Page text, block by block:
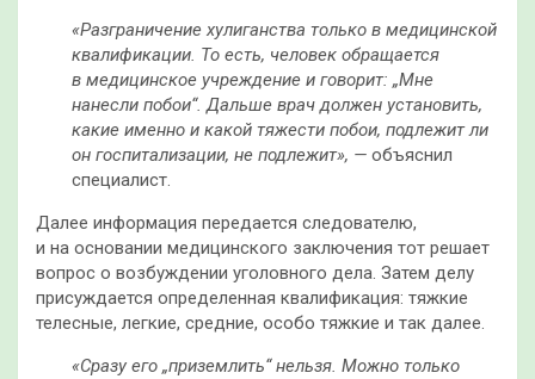
«Разграничение хулиганства только в медицинской
квалификации. То есть, человек обращается
в медицинское учреждение и говорит: „Мне
нанесли побои“. Дальше врач должен установить,
какие именно и какой тяжести побои, подлежит ли
он госпитализации, не подлежит», — объяснил
специалист.
Далее информация передается следователю,
и на основании медицинского заключения тот решает
вопрос о возбуждении уголовного дела. Затем делу
присуждается определенная квалификация: тяжкие
телесные, легкие, средние, особо тяжкие и так далее.
«Сразу его „приземлить“ нельзя. Можно только